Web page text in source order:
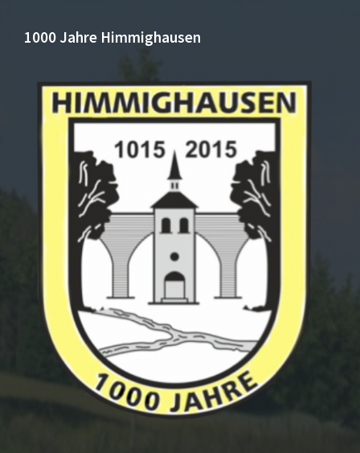
1000 Jahre Himmighausen